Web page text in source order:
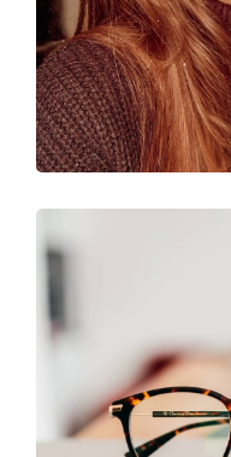
Reinigungstuch:
Weiteres
Sex:
Kategorie:
Marke:
Code: